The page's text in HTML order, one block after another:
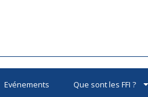
Evénements Que sont les FFI ?